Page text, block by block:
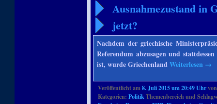
Ausnahmezustand in
jetzt?
Nachdem der griechische
Referendum abzusagen und
ist, wurde GriechenlandWeiterlesen →
Veröffentlicht am8. Juli 2015 um 20:49 Uhr
Kategorien:PolitikThemenbereich und